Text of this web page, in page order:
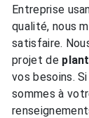
Entreprise
qualité, nous
satisfaire.
projet de
vos besoins.
sommes à